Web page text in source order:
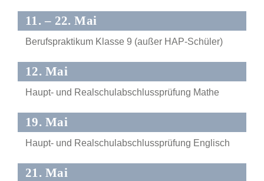
11. – 22. Mai
Berufspraktikum Klasse 9 (außer HAP-Schüler)
12. Mai
Haupt- und Realschulabschlussprüfung Mathe
19. Mai
Haupt- und Realschulabschlussprüfung Englisch
21. Mai